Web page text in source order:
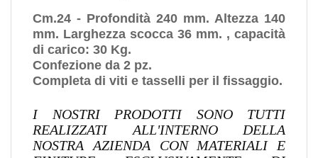
Cm.24 - Profondità 240 mm. Altezza 140
mm. Larghezza scocca 36 mm. , capacità
di carico: 30 Kg.
Confezione da 2 pz.
Completa di viti e tasselli per il fissaggio.
I NOSTRI PRODOTTI SONO TUTTI
REALIZZATI ALL'INTERNO DELLA
NOSTRA AZIENDA CON MATERIALI E